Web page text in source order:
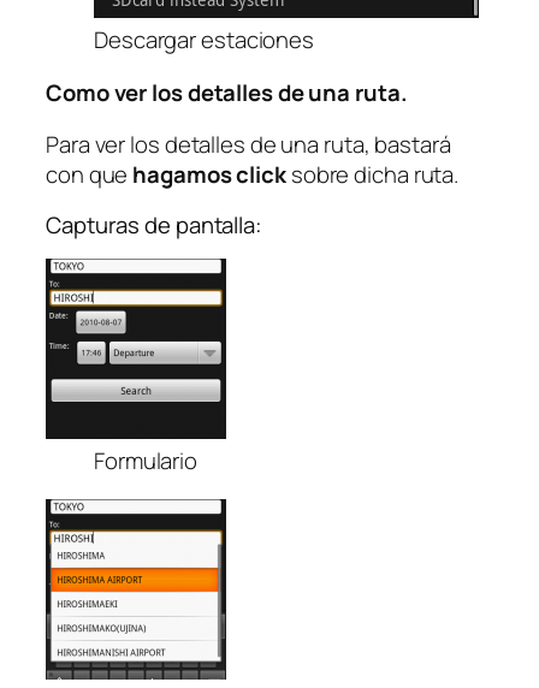
Descargar estaciones
Como ver los detalles de una ruta.
Para ver los detalles de una ruta, bastará
con que hagamos clicksobre dicha ruta.
Capturas de pantalla:
Formulario